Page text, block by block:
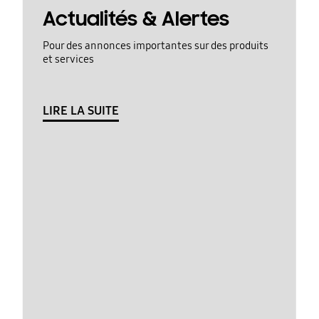
Actualités & Alertes
Pour des annonces importantes sur des produits
et services
LIRE LA SUITE